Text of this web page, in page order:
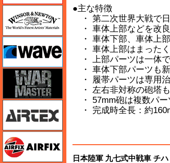
●主な特徴
・ 第二次世界大戦で
・ 車体上部などを改
・ 車体下部、車体上
・ 車体上部はまった
・ 上部パーツは一体
・ 車体下部パーツも
・ 履帯パーツは専用
・ 左右非対称の砲塔
・ 57mm砲は複数パー
・ 完成時全長：約
日本陸軍 九七式中戦車 チ
ウインザー＆ニュートン
ウェーブ
ウォーマスターズ
エアテックス